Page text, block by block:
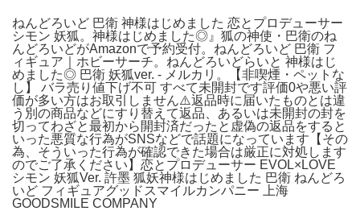
ねんどろいど 巴衛 神様はじめました 恋とプロデューサー
シモン 妖狐。神様はじめました◎』狐の神使・巴衛のね
んどろいどがAmazonで予約受付。ねんどろいど 巴衛 フ
ィギュア｜ホビーサーチ。ねんどろいどらいと 神様はじ
めました◎ 巴衛 妖狐ver. - メルカリ。【非喫煙・ペットな
し】 バラ売り値下げ不可 すべて未開封です評価0や悪い評
価が多い方はお取引しません⚠️返品時に届いたものとは違
う別の商品などにすり替えて返品、あるいは未開封の封を
切ってわざと最初から開封済だったと虚偽の返品をすると
いった悪質な行為がSNSなどで話題になっています【その
為、そういった行為が確認できた場合は厳正に対処します
のでご了承ください】恋とプロデューサー EVOL×LOVE
シモン 妖狐Ver. 許墨 狐妖神様はじめました 巴衛 ねんどろ
いど フィギュアグッドスマイルカンパニー 上海
GOODSMILE COMPANY